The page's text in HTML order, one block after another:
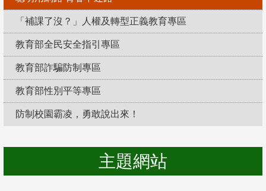
「補課了沒？」人權及轉型正義教育專區
教育部全民安全指引專區
教育部詐騙防制專區
教育部性別平等專區
防制校園霸凌，勇敢說出來！
主題網站